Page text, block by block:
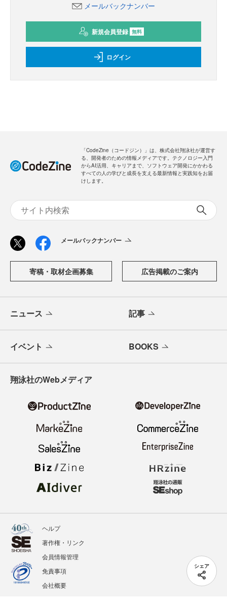
シェア
メールバックナンバー
新規会員登録 無料
ログイン
「CodeZine（コードジン）」は、株式会社翔泳社が運営す
る、開発者のための情報メディアです。テクノロジー入門
からAI活用、キャリアまで、ソフトウェア開発にかかわる
すべての人の学びと成長を支える最新情報と実践知をお届
けします。
メールバックナンバー
寄稿・取材企画募集 広告掲載のご案内
ニュース 記事
イベント BOOKS
翔泳社のWebメディア
ヘルプ
著作権・リンク
会員情報管理
免責事項
会社概要